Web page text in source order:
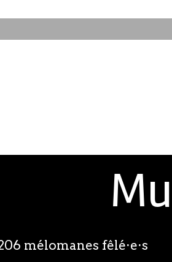
mélomanes fêlé⋅e⋅s